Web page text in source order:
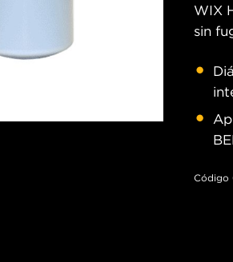
WIX
sin
Código